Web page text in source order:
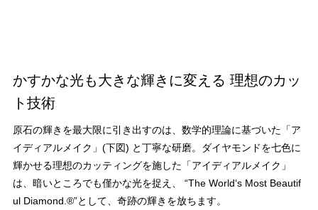
かすかな光も大きな輝きに変える 理想のカッ
ト技術
原石の輝きを最大限に引き出すのは、数学的理論に基づいた「ア
イディアルメイク」(下図) と丁寧な研磨。ダイヤモンドを七色に
輝かせる理想のカッティングを施した「アイディアルメイク」
は、暗いところでも僅かな光を捉え、 “The World‘s Most Beautif
ul Diamond.®”として、奇跡の輝きを放ちます。